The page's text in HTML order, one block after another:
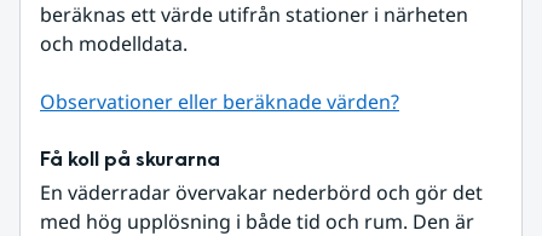
beräknas ett värde utifrån stationer i närheten
och modelldata.
Observationer eller beräknade värden?
Få koll på skurarna
En väderradar övervakar nederbörd och gör det
med hög upplösning i både tid och rum. Den är